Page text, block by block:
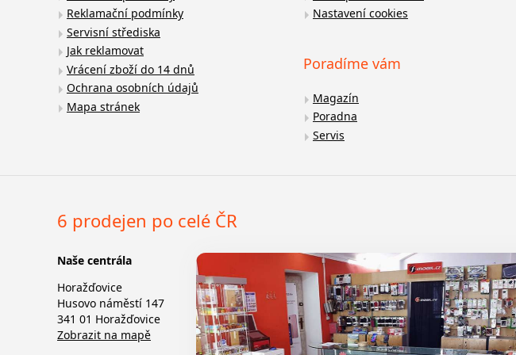
Reklamační podmínky
Servisní střediska
Jak reklamovat
Vrácení zboží do 14 dnů
Ochrana osobních údajů
Mapa stránek
Nastavení cookies
Poradíme vám
Magazín
Poradna
Servis
6 prodejen po celé ČR
Naše centrála
Horažďovice
Husovo náměstí 147
341 01 Horažďovice
Zobrazit na mapě